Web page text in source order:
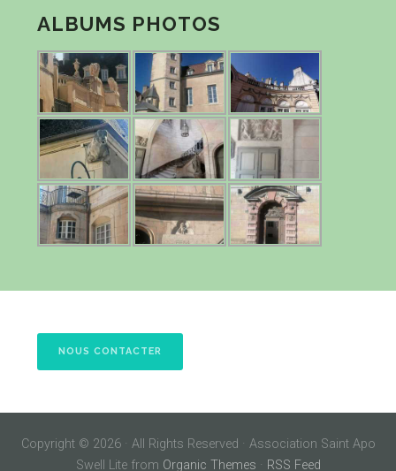
ALBUMS PHOTOS
NOUS CONTACTER
Copyright © 2026 · All Rights Reserved · Association Saint Apo
Swell Lite from Organic Themes · RSS Feed